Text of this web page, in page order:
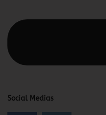
Social Medias